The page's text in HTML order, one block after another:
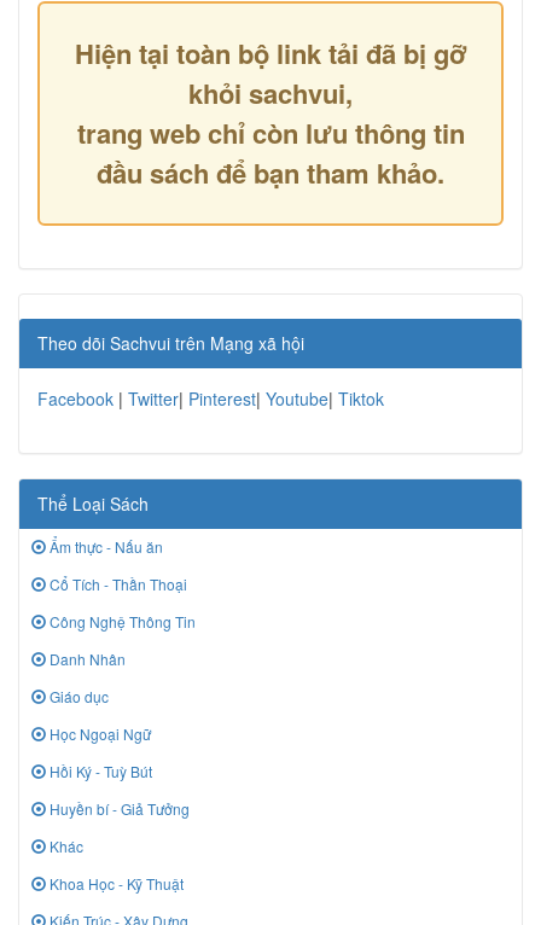
Hiện tại toàn bộ link tải đã bị gỡ
khỏi sachvui,
trang web chỉ còn lưu thông tin
đầu sách để bạn tham khảo.
Theo dõi Sachvui trên Mạng xã hội
Facebook | Twitter| Pinterest| Youtube| Tiktok
Thể Loại Sách
Ẩm thực - Nấu ăn
Cổ Tích - Thần Thoại
Công Nghệ Thông Tin
Danh Nhân
Giáo dục
Học Ngoại Ngữ
Hồi Ký - Tuỳ Bút
Huyền bí - Giả Tưởng
Khác
Khoa Học - Kỹ Thuật
Kiến Trúc - Xây Dựng